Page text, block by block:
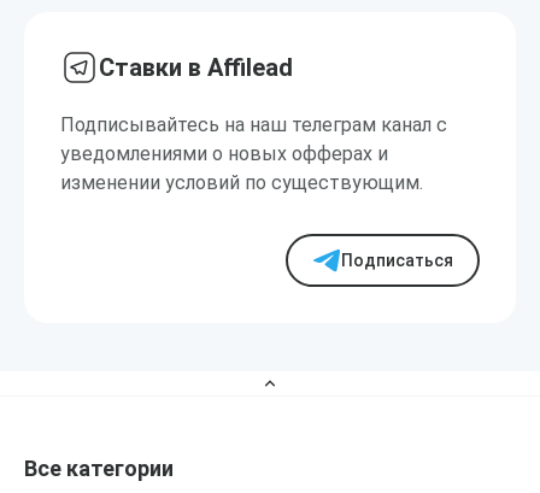
Ставки в Affilead
Подписывайтесь на наш телеграм канал с
уведомлениями о новых офферах и
изменении условий по существующим.
Подписаться
Все категории